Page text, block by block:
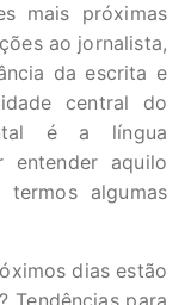
mais próximas
ao jornalista,
da escrita e
central do
é a língua
entender aquilo
algumas
dias estão